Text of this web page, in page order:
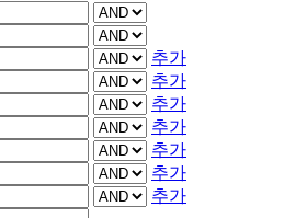
추가
추가
추가
추가
추가
추가
추가